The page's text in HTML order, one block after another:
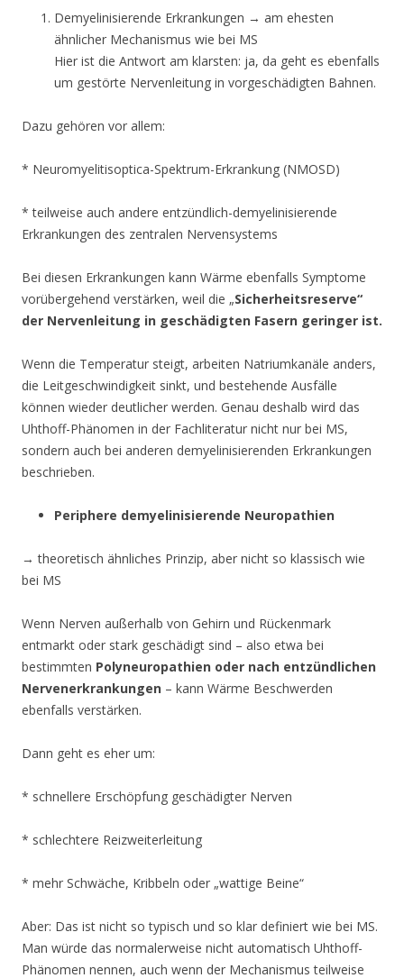
Demyelinisierende Erkrankungen → am ehesten
ähnlicher Mechanismus wie bei MS
Hier ist die Antwort am klarsten: ja, da geht es ebenfalls
um gestörte Nervenleitung in vorgeschädigten Bahnen.
Dazu gehören vor allem:
* Neuromyelitisoptica-Spektrum-Erkrankung (NMOSD)
* teilweise auch andere entzündlich-demyelinisierende
Erkrankungen des zentralen Nervensystems
Bei diesen Erkrankungen kann Wärme ebenfalls Symptome
vorübergehend verstärken, weil die „Sicherheitsreserve“
der Nervenleitung in geschädigten Fasern geringer ist.
Wenn die Temperatur steigt, arbeiten Natriumkanäle anders,
die Leitgeschwindigkeit sinkt, und bestehende Ausfälle
können wieder deutlicher werden. Genau deshalb wird das
Uhthoff-Phänomen in der Fachliteratur nicht nur bei MS,
sondern auch bei anderen demyelinisierenden Erkrankungen
beschrieben.
Periphere demyelinisierende Neuropathien
→ theoretisch ähnliches Prinzip, aber nicht so klassisch wie
bei MS
Wenn Nerven außerhalb von Gehirn und Rückenmark
entmarkt oder stark geschädigt sind – also etwa bei
bestimmten Polyneuropathien oder nach entzündlichen
Nervenerkrankungen – kann Wärme Beschwerden
ebenfalls verstärken.
Dann geht es eher um:
* schnellere Erschöpfung geschädigter Nerven
* schlechtere Reizweiterleitung
* mehr Schwäche, Kribbeln oder „wattige Beine“
Aber: Das ist nicht so typisch und so klar definiert wie bei MS.
Man würde das normalerweise nicht automatisch Uhthoff-
Phänomen nennen, auch wenn der Mechanismus teilweise